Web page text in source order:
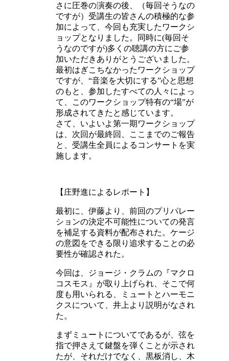
さに圧巻の演奏の後、（毎回そうなの
ですが）受講生の皆さんの積極的な参
加によって、今回も充実したワークシ
ョップとなりました。同時に(毎回そ
うなのですが)多くの聴講の方にご参
加いただきありがとうございました。
最初はぎこちなかったワークショップ
ですが、“音楽を大切にする”心と思想
のもと、参加したすべての人々によっ
て、このワークショップ特有の“場”が
形成されてきたと感じています。
さて、いよいよ第一期ワークショップ
は、次回が最終回、ここまでのご報告
と、受講生全員によるコンサートを実
施します。
【庄野進によるレポート】
最初に、伊藤より、前回のプリパレー
ションの決定不可能性についての発言
を補足する資料が配布された。ケージ
の意図をできる限り追求することの必
要性が確認された。
今回は、ジョージ・クラムの『マクロ
コスモス』が取り上げられ、そこで何
度も用いられる、ミュートとハーモニ
クスについて、井上より説明がなされ
た。
まずミュートについてであるが、弦を
指で押さえて鍵盤を弾くことが示され
たが、それだけでなく、黒板消し、木